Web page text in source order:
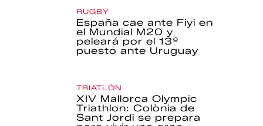
RUGBY
España cae ante Fiyi en
el Mundial M20 y
peleará por el 13º
puesto ante Uruguay
TRIATLÓN
XIV Mallorca Olympic
Triathlon: Colònia de
Sant Jordi se prepara